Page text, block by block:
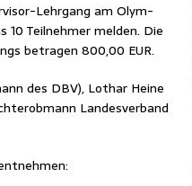
Lehr­gang am Olym­
Teil­neh­mer mel­den. Die
betra­gen 800,00 EUR.
des DBV), Lothar Hei­ne
Lan­des­ver­band